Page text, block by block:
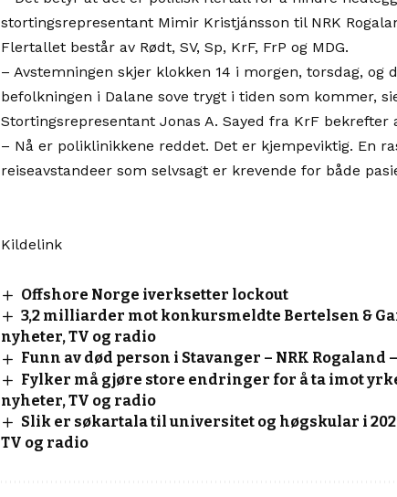
stortingsrepresentant Mimir Kristjánsson til NRK
Flertallet består av Rødt, SV, Sp, KrF, FrP og MDG.
– Avstemningen skjer klokken 14 i morgen, torsdag,
befolkningen i Dalane sove trygt i tiden som kommer,
Stortingsrepresentant Jonas A. Sayed fra KrF bekrefter
– Nå er poliklinikkene reddet. Det er kjempeviktig. En
reiseavstandeer som selvsagt er krevende for både
Kildelink
Offshore Norge iverksetter lockout
3,2 milliarder mot konkursmeldte Bertelsen &
nyheter, TV og radio
Funn av død person i Stavanger – NRK Rogaland
Fylker må gjøre store endringer for å ta imot
nyheter, TV og radio
Slik er søkartala til universitet og høgskular i
TV og radio